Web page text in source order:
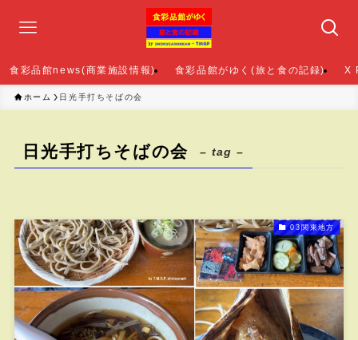
食彩品館news(商業施設情報) 食彩品館がゆく(旅と食の記録) X
ホーム 日光手打ちそばの会
日光手打ちそばの会 – tag –
03関東地方